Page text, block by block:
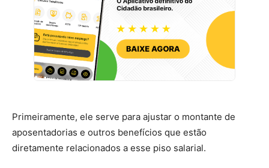
Primeiramente, ele serve para ajustar o montante de
aposentadorias e outros benefícios que estão
diretamente relacionados a esse piso salarial.